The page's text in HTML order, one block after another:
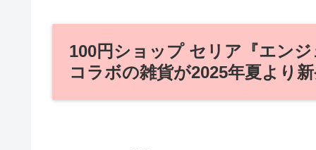
100円ショップ セリア『エン
コラボの雑貨が2025年夏より